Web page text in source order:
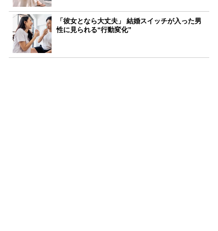
「彼女となら大丈夫」 結婚スイッチが入った男
性に見られる“行動変化”